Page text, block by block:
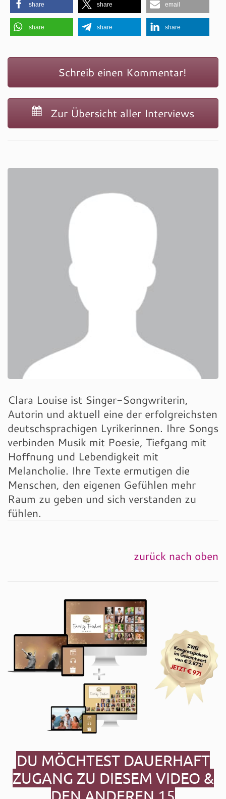
share share email
share share share
Schreib einen Kommentar!
Zur Übersicht aller Interviews
Clara Louise ist Singer-Songwriterin,
Autorin und aktuell eine der erfolgreichsten
deutschsprachigen Lyrikerinnen. Ihre Songs
verbinden Musik mit Poesie, Tiefgang mit
Hoffnung und Lebendigkeit mit
Melancholie. Ihre Texte ermutigen die
Menschen, den eigenen Gefühlen mehr
Raum zu geben und sich verstanden zu
fühlen.
zurück nach oben
DU MÖCHTEST DAUERHAFT
ZUGANG ZU DIESEM VIDEO &